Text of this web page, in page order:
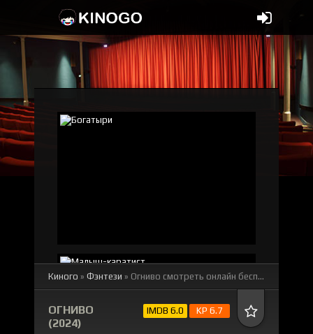
Киного » Фэнтези » Огниво смотреть онлайн бесплатно
ОГНИВО
(2024)
IMDB 6.0 KP 6.7